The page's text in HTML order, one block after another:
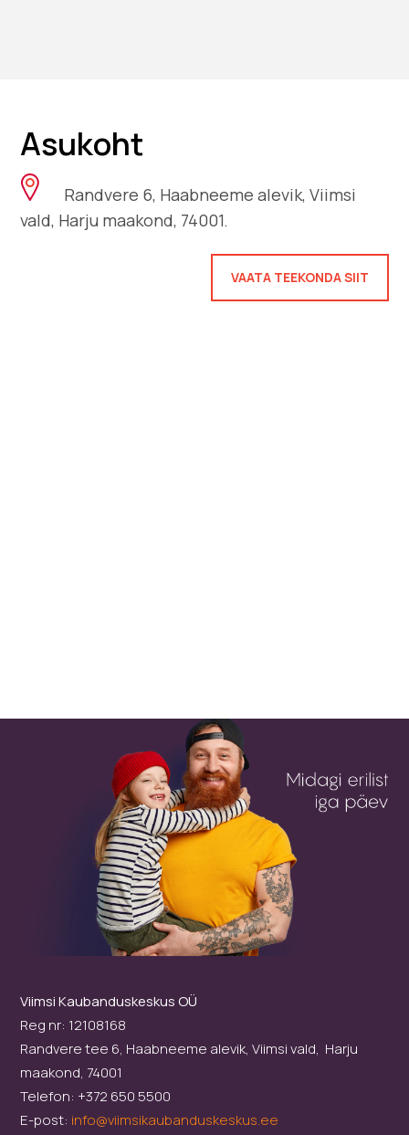
Asukoht
Randvere 6, Haabneeme alevik, Viimsi
vald, Harju maakond, 74001.
VAATA TEEKONDA SIIT
Viimsi Kaubanduskeskus OÜ
Reg nr: 12108168
Randvere tee 6, Haabneeme alevik, Viimsi vald, Harju
maakond, 74001
Telefon: +372 650 5500
E-post: info@viimsikaubanduskeskus.ee